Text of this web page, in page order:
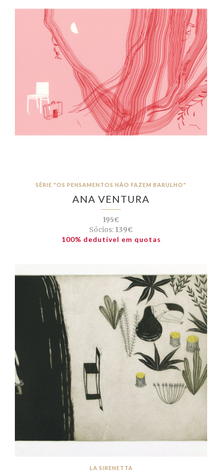
SÉRIE "OS PENSAMENTOS NÃO FAZEM BARULHO"
ANA VENTURA
195€
Sócios: 139€
100% dedutível em quotas
LA SIRENETTA